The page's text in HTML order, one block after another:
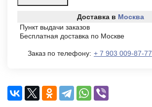
Доставка в Москва
Пункт выдачи заказов
Бесплатная доставка по Москве
Заказ по телефону: + 7 903 009-87-77